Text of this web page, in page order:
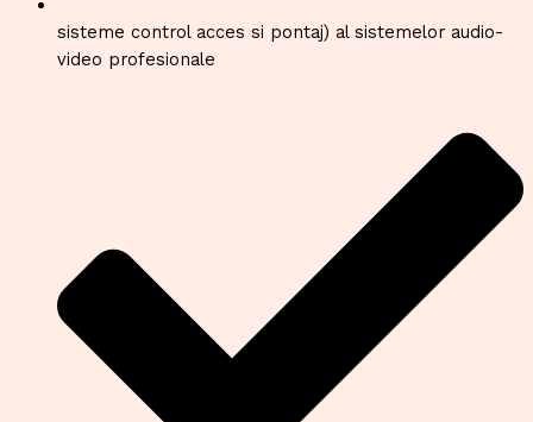
sisteme control acces si pontaj) al sistemelor audio-
video profesionale